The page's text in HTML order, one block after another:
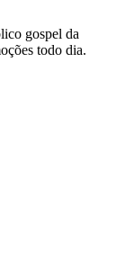
gospel da
todo dia.